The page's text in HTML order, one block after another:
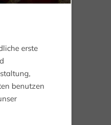
erste
benutzen